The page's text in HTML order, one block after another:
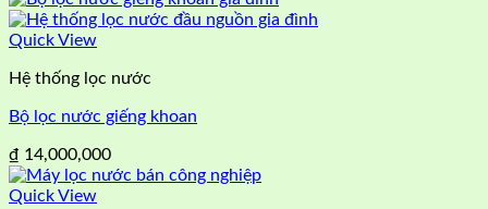
Quick View
Hệ thống lọc nước
Bộ lọc nước giếng khoan
₫ 14,000,000
Quick View